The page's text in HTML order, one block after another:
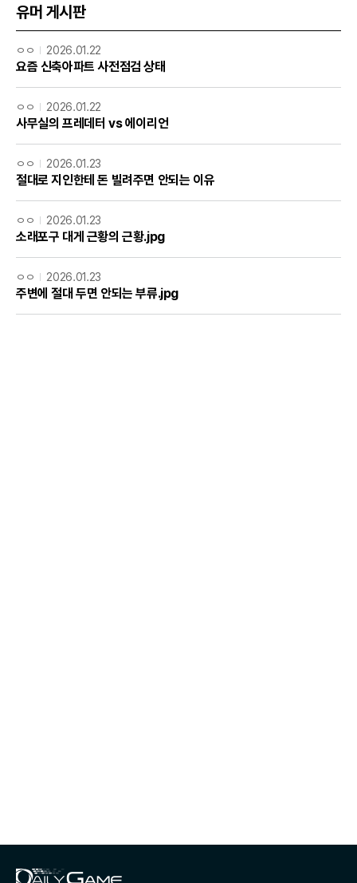
유머 게시판
ㅇㅇ 2026.01.22
요즘 신축아파트 사전점검 상태
ㅇㅇ 2026.01.22
사무실의 프레데터 vs 에이리언
ㅇㅇ 2026.01.23
절대로 지인한테 돈 빌려주면 안되는 이유
ㅇㅇ 2026.01.23
소래포구 대게 근황의 근황.jpg
ㅇㅇ 2026.01.23
주변에 절대 두면 안되는 부류.jpg